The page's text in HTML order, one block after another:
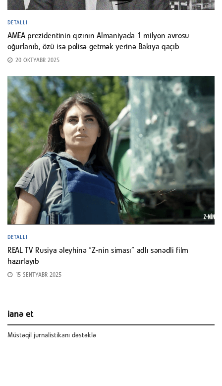
DETALLI
AMEA prezidentinin qızının Almaniyada 1 milyon avrosu
oğurlanıb, özü isə polisə getmək yerinə Bakıya qaçıb
20 OKTYABR 2025
DETALLI
REAL TV Rusiya əleyhinə “Z-nin siması” adlı sənədli film
hazırlayıb
15 SENTYABR 2025
ianə et
Müstəqil jurnalistikanı dəstəklə